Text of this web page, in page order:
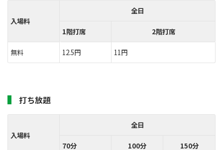
入場料
全日
1階打席 2階打席
無料 12.5円 11円
打ち放題
入場料
全日
70分 100分 150分